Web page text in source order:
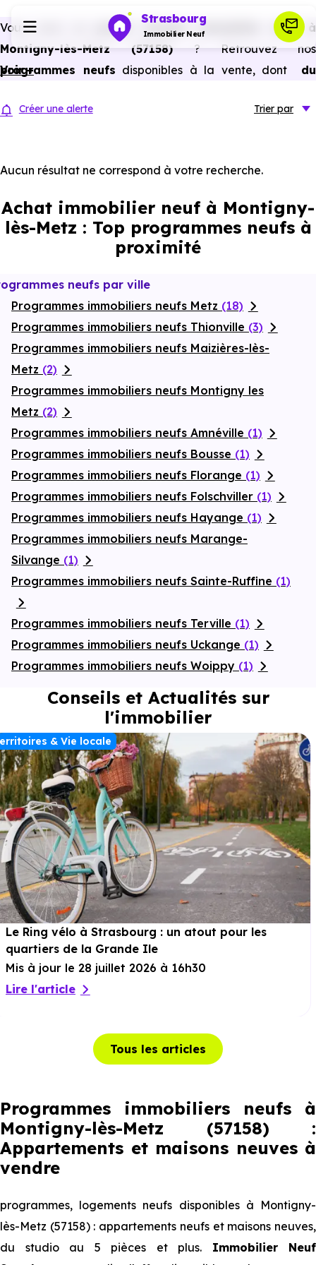
Strasbourg
Immobilier Neuf
Investir
Actualités
Financer
Vous avez un
projet d’achat immobilier neuf à
Montigny-lès-Metz (57158) ? Retrouvez nos
programmes neufs disponibles à la vente, dont
du
frais d’agence.
à Montigny-lès-Metz (57158), vous pouvez aussi
dans certains cas, frais de notaire réduits, bonnes
performances énergétiques, garanties constructeur, etc.
Voir +
Créer une alerte Trier par
Aucun résultat ne correspond à votre recherche.
Achat immobilier neuf à Montigny-
lès-Metz : Top programmes neufs à
proximité
neufs par ville
Programmes immobiliers neufs Metz (18)
Programmes immobiliers neufs Thionville (3)
Programmes immobiliers neufs Maizières-lès-
Metz (2)
Programmes immobiliers neufs Montigny les
Metz (2)
Programmes immobiliers neufs Amnéville (1)
Programmes immobiliers neufs Bousse (1)
Programmes immobiliers neufs Florange (1)
Programmes immobiliers neufs Folschviller (1)
Programmes immobiliers neufs Hayange (1)
Programmes immobiliers neufs Marange-
Silvange (1)
Programmes immobiliers neufs Sainte-Ruffine (1)
Programmes immobiliers neufs Terville (1)
Programmes immobiliers neufs Uckange (1)
Programmes immobiliers neufs Woippy (1)
Conseils et Actualités sur
l'immobilier
& Vie locale
Le Ring vélo à Strasbourg : un atout pour les
quartiers de la Grande Ile
Mis à jour le 28 juillet 2026 à 16h30
Lire l'article
Tous les articles
Programmes immobiliers neufs à
Montigny-lès-Metz (57158) :
Appartements et maisons neuves à
vendre
programmes, logements neufs disponibles à Montigny-
lès-Metz (57158) : appartements neufs et maisons neuves,
du studio au 5 pièces et plus. Immobilier Neuf